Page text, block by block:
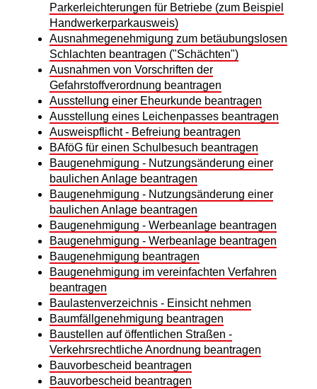
Parkerleichterungen für Betriebe (zum Beispiel
Handwerkerparkausweis)
Ausnahmegenehmigung zum betäubungslosen
Schlachten beantragen ("Schächten")
Ausnahmen von Vorschriften der
Gefahrstoffverordnung beantragen
Ausstellung einer Eheurkunde beantragen
Ausstellung eines Leichenpasses beantragen
Ausweispflicht - Befreiung beantragen
BAföG für einen Schulbesuch beantragen
Baugenehmigung - Nutzungsänderung einer
baulichen Anlage beantragen
Baugenehmigung - Nutzungsänderung einer
baulichen Anlage beantragen
Baugenehmigung - Werbeanlage beantragen
Baugenehmigung - Werbeanlage beantragen
Baugenehmigung beantragen
Baugenehmigung im vereinfachten Verfahren
beantragen
Baulastenverzeichnis - Einsicht nehmen
Baumfällgenehmigung beantragen
Baustellen auf öffentlichen Straßen -
Verkehrsrechtliche Anordnung beantragen
Bauvorbescheid beantragen
Bauvorbescheid beantragen